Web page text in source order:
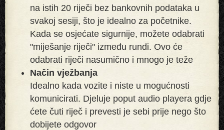
na istih 20 riječi bez bankovnih podataka u
svakoj sesiji, što je idealno za početnike.
Kada se osjećate sigurnije, možete odabrati
"miješanje riječi" između rundi. Ovo će
odabrati riječi nasumično i mnogo je teže
Način vježbanja
Idealno kada vozite i niste u mogućnosti
komunicirati. Djeluje poput audio playera gdje
ćete čuti riječ i prevesti je sebi prije nego što
dobijete odgovor